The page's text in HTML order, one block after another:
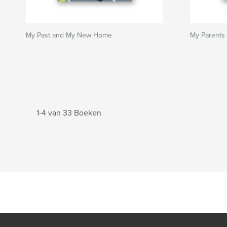
My Past and My New Home My Parents
1-4 van 33 Boeken